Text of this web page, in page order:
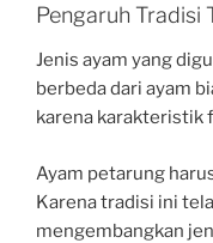
Pengaruh Tradisi
Jenis ayam yang
berbeda dari ayam
karena karakteristik
Ayam petarung
Karena tradisi ini
mengembangkan